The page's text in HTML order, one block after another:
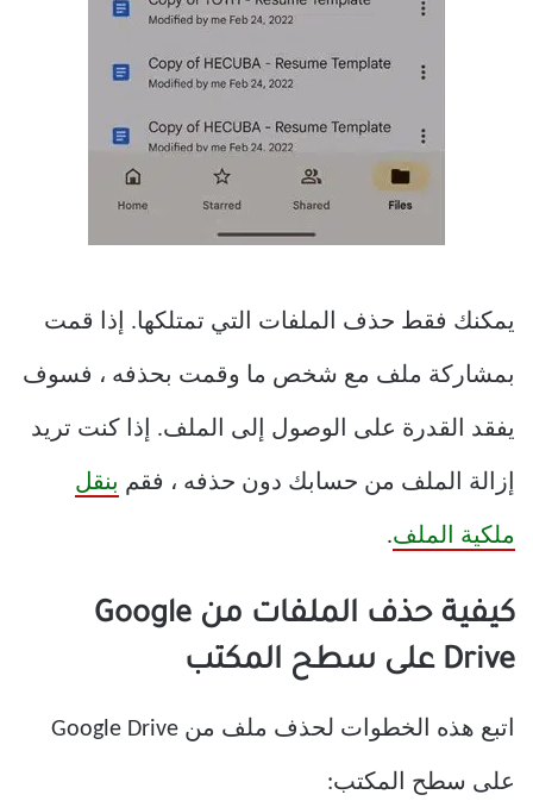
يمكنك فقط حذف الملفات التي تمتلكها. إذا قمت
بمشاركة ملف مع شخص ما وقمت بحذفه ، فسوف
يفقد القدرة على الوصول إلى الملف. إذا كنت تريد
إزالة الملف من حسابك دون حذفه ، فقم بنقل
ملكية الملف.
كيفية حذف الملفات من Google
Drive على سطح المكتب
اتبع هذه الخطوات لحذف ملف من Google Drive
على سطح المكتب: